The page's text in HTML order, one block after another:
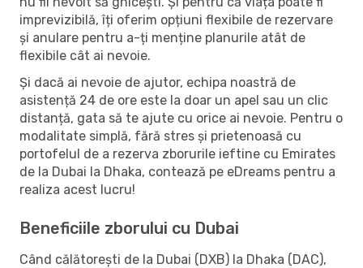
imprevizibilă, îți oferim opțiuni flexibile de rezervare
și anulare pentru a-ți menține planurile atât de
flexibile cât ai nevoie.
Și dacă ai nevoie de ajutor, echipa noastră de
asistență 24 de ore este la doar un apel sau un clic
distanță, gata să te ajute cu orice ai nevoie. Pentru o
modalitate simplă, fără stres și prietenoasă cu
portofelul de a rezerva zborurile ieftine cu Emirates
de la Dubai la Dhaka, contează pe eDreams pentru a
realiza acest lucru!
Beneficiile zborului cu Dubai
Când călătorești de la Dubai (DXB) la Dhaka (DAC),